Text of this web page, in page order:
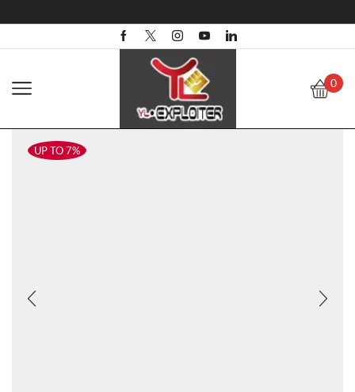
0
UP TO 7%